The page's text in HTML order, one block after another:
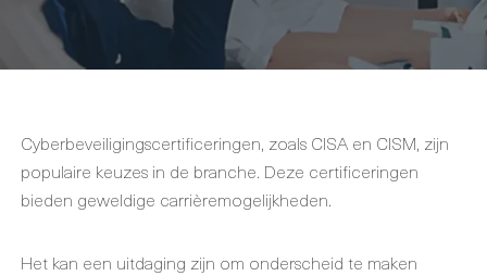
Cyberbeveiligingscertificeringen, zoals CISA en CISM, zijn
populaire keuzes in de branche. Deze certificeringen
bieden geweldige carrièremogelijkheden.
Het kan een uitdaging zijn om onderscheid te maken